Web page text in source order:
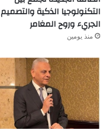
التكنولوجيا الذكية والتصميم
الجريء وروح المغامر
منذ يومين